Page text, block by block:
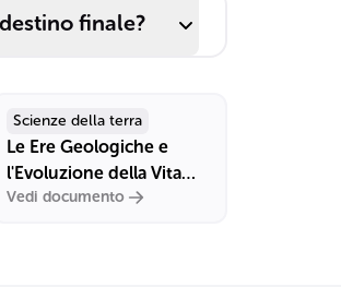
finale?
Scienze della terra
Le Ere Geologiche e
l'Evoluzione della Vita
sulla Terra
Vedi documento